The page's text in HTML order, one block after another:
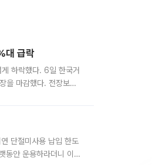
대 급락
하락했다. 6일 한국거
마감했다. 전장보다
단절미사용 납입 한도
동안 운용하라더니 이제